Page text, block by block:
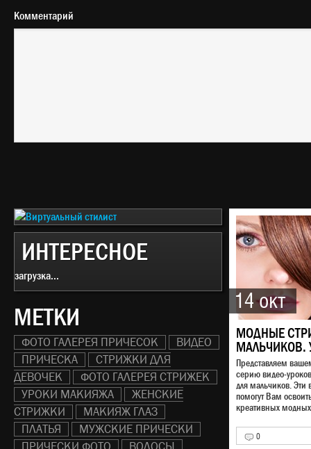
Комментарий
ИНТЕРЕСНОЕ
загрузка...
МЕТКИ
ФОТО ГАЛЕРЕЯ ПРИЧЕСОК
ВИДЕО
ПРИЧЕСКА
СТРИЖКИ ДЛЯ
ДЕВОЧЕК
ФОТО ГАЛЕРЕЯ СТРИЖЕК
УРОКИ МАКИЯЖА
ЖЕНСКИЕ
СТРИЖКИ
МАКИЯЖ ГЛАЗ
ПЛАТЬЯ
МУЖСКИЕ ПРИЧЕСКИ
14 окт
МОДНЫЕ
МАЛЬЧИКОВ.
Представляем
серию видео-
для мальчиков. Эти
помогут Вам
креативных
0